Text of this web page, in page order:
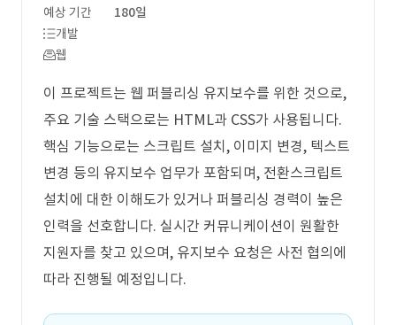
예상 기간
180일
개발
웹
이 프로젝트는 웹 퍼블리싱 유지보수를 위한 것으로,
주요 기술 스택으로는 HTML과 CSS가 사용됩니다.
핵심 기능으로는 스크립트 설치, 이미지 변경, 텍스트
변경 등의 유지보수 업무가 포함되며, 전환스크립트
설치에 대한 이해도가 있거나 퍼블리싱 경력이 높은
인력을 선호합니다. 실시간 커뮤니케이션이 원활한
지원자를 찾고 있으며, 유지보수 요청은 사전 협의에
따라 진행될 예정입니다.